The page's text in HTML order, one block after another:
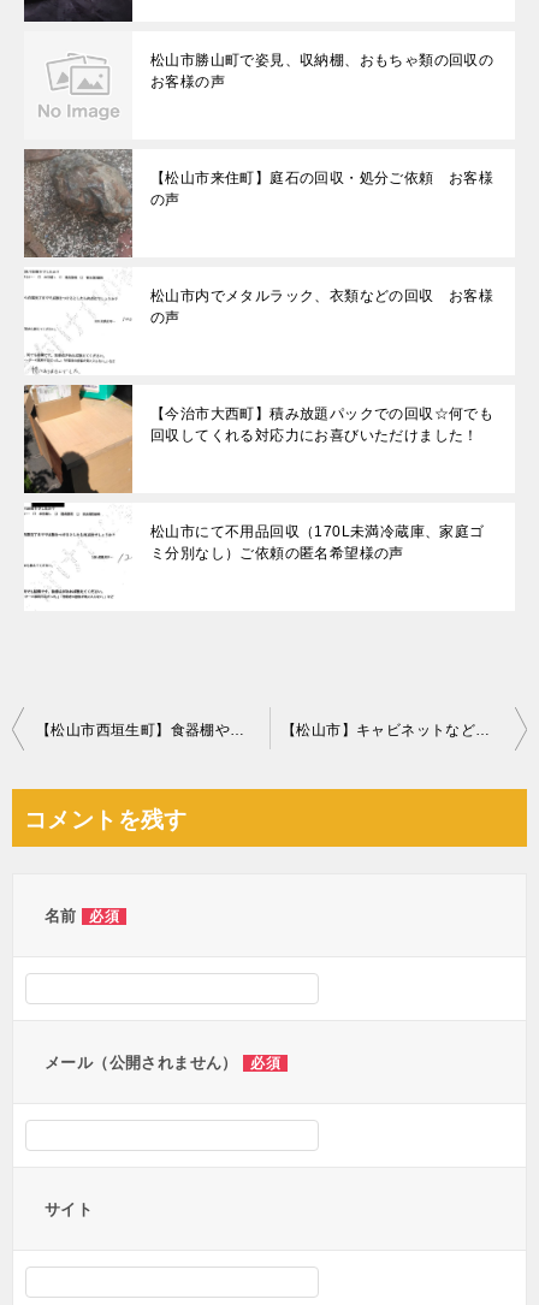
松山市勝山町で姿見、収納棚、おもちゃ類の回収の
お客様の声
【松山市来住町】庭石の回収・処分ご依頼 お客様
の声
松山市内でメタルラック、衣類などの回収 お客様
の声
【今治市大西町】積み放題パックでの回収☆何でも
回収してくれる対応力にお喜びいただけました！
松山市にて不用品回収（170L未満冷蔵庫、家庭ゴ
ミ分別なし）ご依頼の匿名希望様の声
投
ビ
【松山市西垣生町】食器棚やソファーなど不用品回収・処分ご依頼 【松山市】キャビネットなどの出張不用品回収・処分ご依頼
コメントを残す
名前 必須
メール（公開されません） 必須
サイト